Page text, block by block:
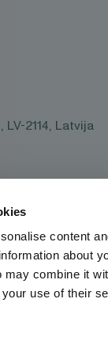
content
about
combine it
use of their
2114, Latvija